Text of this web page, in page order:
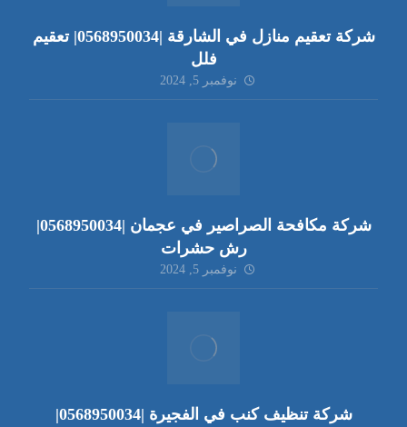
شركة تعقيم منازل في الشارقة |0568950034| تعقيم
فلل
نوفمبر 5, 2024
شركة مكافحة الصراصير في عجمان |0568950034|
رش حشرات
نوفمبر 5, 2024
شركة تنظيف كنب في الفجيرة |0568950034|